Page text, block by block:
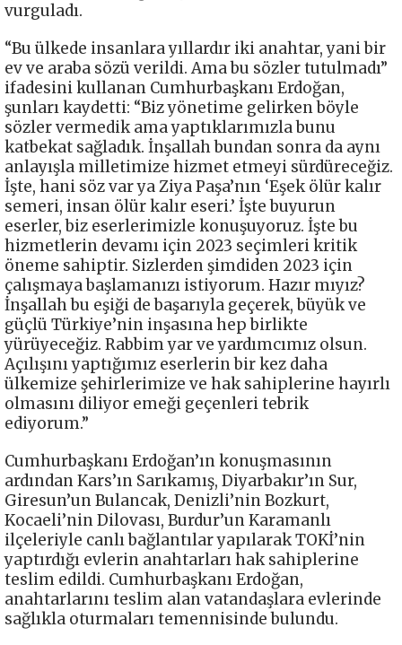
vurguladı.
“Bu ülkede insanlara yıllardır iki anahtar, yani bir
ev ve araba sözü verildi. Ama bu sözler tutulmadı”
ifadesini kullanan Cumhurbaşkanı Erdoğan,
şunları kaydetti: “Biz yönetime gelirken böyle
sözler vermedik ama yaptıklarımızla bunu
katbekat sağladık. İnşallah bundan sonra da aynı
anlayışla milletimize hizmet etmeyi sürdüreceğiz.
İşte, hani söz var ya Ziya Paşa’nın ‘Eşek ölür kalır
semeri, insan ölür kalır eseri.’ İşte buyurun
eserler, biz eserlerimizle konuşuyoruz. İşte bu
hizmetlerin devamı için 2023 seçimleri kritik
öneme sahiptir. Sizlerden şimdiden 2023 için
çalışmaya başlamanızı istiyorum. Hazır mıyız?
İnşallah bu eşiği de başarıyla geçerek, büyük ve
güçlü Türkiye’nin inşasına hep birlikte
yürüyeceğiz. Rabbim yar ve yardımcımız olsun.
Açılışını yaptığımız eserlerin bir kez daha
ülkemize şehirlerimize ve hak sahiplerine hayırlı
olmasını diliyor emeği geçenleri tebrik
ediyorum.”
Cumhurbaşkanı Erdoğan’ın konuşmasının
ardından Kars’ın Sarıkamış, Diyarbakır’ın Sur,
Giresun’un Bulancak, Denizli’nin Bozkurt,
Kocaeli’nin Dilovası, Burdur’un Karamanlı
ilçeleriyle canlı bağlantılar yapılarak TOKİ’nin
yaptırdığı evlerin anahtarları hak sahiplerine
teslim edildi. Cumhurbaşkanı Erdoğan,
anahtarlarını teslim alan vatandaşlara evlerinde
sağlıkla oturmaları temennisinde bulundu.